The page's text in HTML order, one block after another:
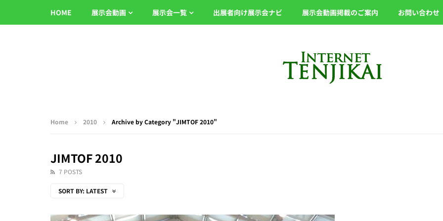
HOME 展示会動画 展示会一覧 出展者向け展示会ナビ 展示会動画掲載のご案内 お問い合わせ
Home 2010 Archive by Category "JIMTOF 2010"
JIMTOF 2010
7 POSTS
SORT BY: LATEST